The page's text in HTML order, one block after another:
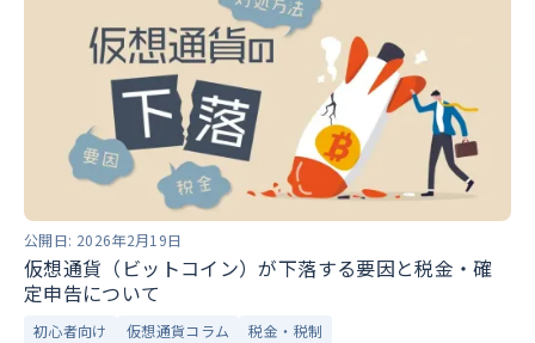
公開日: 2026年2月19日
仮想通貨（ビットコイン）が下落する要因と税金・確
定申告について
初心者向け 仮想通貨コラム 税金・税制